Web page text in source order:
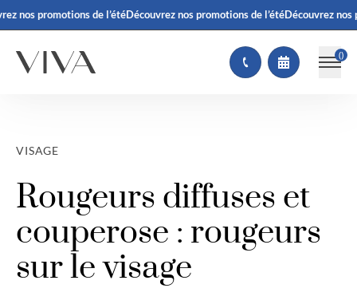
nos promotions de l’étéDécouvrez nos promotions de l’étéDécouvrez nos
()
VISAGE
Rougeurs diffuses et
couperose : rougeurs
sur le visage